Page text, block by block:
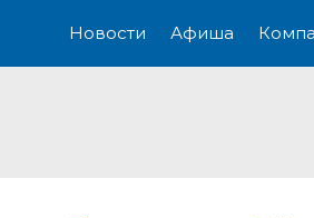
Новости Афиша